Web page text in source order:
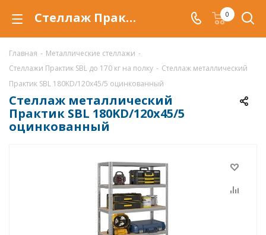
Стеллаж Практик SBL 180KD/120x45/5 оцинкованный купить по низкой цене в Уфе, продажа металлических стеллажей SBL 180KD/120x45/5 оцинкованный со скидкой 0
Главная - Металлические стеллажи -
Стеллажи Практик SBL до 170 кг на полку - Стеллаж металлический
Практик SBL 180KD/120x45/5 оцинкованный
Стеллаж металлический
Практик SBL 180KD/120x45/5
оцинкованный